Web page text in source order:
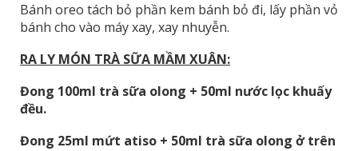
Bánh oreo tách bỏ phần kem bánh bỏ đi, lấy phần vỏ
bánh cho vào máy xay, xay nhuyễn.
RA LY MÓN TRÀ SỮA MẦM XUÂN:
Đong 100ml trà sữa olong + 50ml nước lọc khuấy
đều.
Đong 25ml mứt atiso + 50ml trà sữa olong ở trên